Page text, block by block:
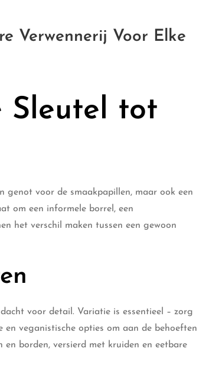
Verwennerij Voor Elke
Sleutel tot
genot voor de smaakpapillen, maar ook een
om een informele borrel, een
het verschil maken tussen een gewoon
voor detail. Variatie is essentieel – zorg
en veganistische opties om aan de behoeften
borden, versierd met kruiden en eetbare